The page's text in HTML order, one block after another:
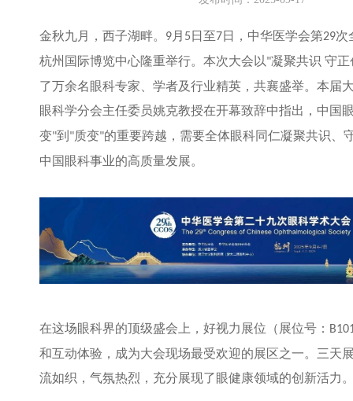
金秋九月，西子湖畔。 9月 5 日至7日，中华医学会第29次
杭州国际博览中心隆重举行。本次大会以"凝聚共识 守正
了万余名眼科专家、学者及行业精英，共襄盛举。本届
眼科学分会主任委员姚克教授在开幕致辞中指出，中国
变"到 "质变"的重要跨越，需要全体眼科同仁凝聚共识、
中国眼科事业的高质量发展。
在这场眼科界的顶级盛会上，好视力展位（展位号：
和互动体验，成为大会现场最受欢迎的展区之一。三天
流如织，气氛热烈，充分展现了眼健康领域的创新活力